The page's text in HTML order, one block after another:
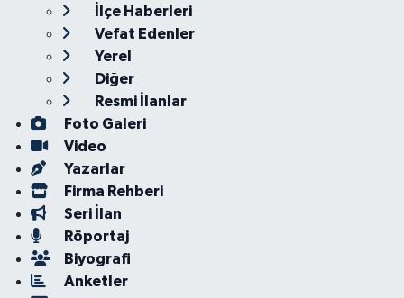
İlçe Haberleri
Vefat Edenler
Yerel
Diğer
Resmi İlanlar
Foto Galeri
Video
Yazarlar
Firma Rehberi
Seri İlan
Röportaj
Biyografi
Anketler